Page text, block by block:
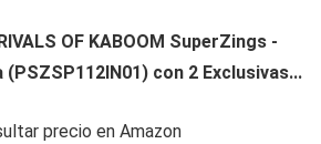
OF KABOOM SuperZings -
con 2 Exclusivas...
precio en Amazon